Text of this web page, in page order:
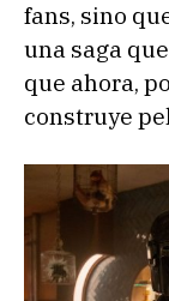
fans, sino
una saga
que ahora,
construye